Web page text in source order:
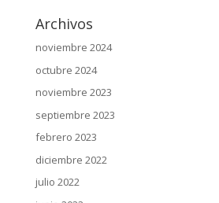
Archivos
noviembre 2024
octubre 2024
noviembre 2023
septiembre 2023
febrero 2023
diciembre 2022
julio 2022